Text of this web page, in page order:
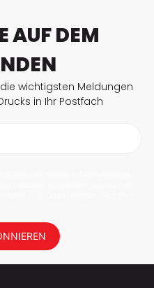
AUF DEM
wichtigsten Meldungen
in Ihr Postfach